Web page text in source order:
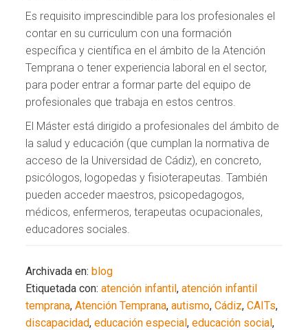
Es requisito imprescindible para los profesionales el
contar en su curriculum con una formación
específica y científica en el ámbito de la Atención
Temprana o tener experiencia laboral en el sector,
para poder entrar a formar parte del equipo de
profesionales que trabaja en estos centros.
El Máster está dirigido a profesionales del ámbito de
la salud y educación (que cumplan la normativa de
acceso de la Universidad de Cádiz), en concreto,
psicólogos, logopedas y fisioterapeutas. También
pueden acceder maestros, psicopedagogos,
médicos, enfermeros, terapeutas ocupacionales,
educadores sociales.
Archivada en:blog
Etiquetada con:atención infantil,atención infantil
temprana,Atención Temprana,autismo,Cádiz,CAITs,
discapacidad,educación especial,educación social,